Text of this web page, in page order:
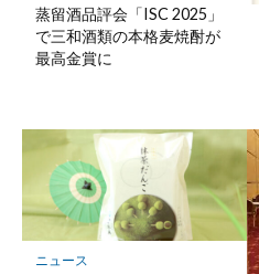
蒸留酒品評会「ISC 2025」
で三和酒類の本格麦焼酎が
最高金賞に
ニュース